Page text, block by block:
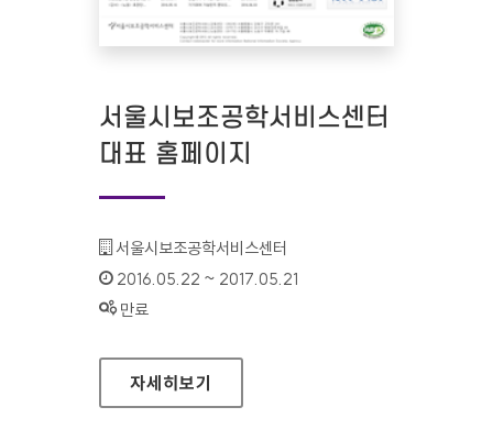
서울시보조공학서비스센터
대표 홈페이지
기관명 :
서울시보조공학서비스센터
인증기간 :
2016.05.22 ~ 2017.05.21
상태 :
만료
서울시보조공학서비스센터 대표 홈페이지
자세히보기